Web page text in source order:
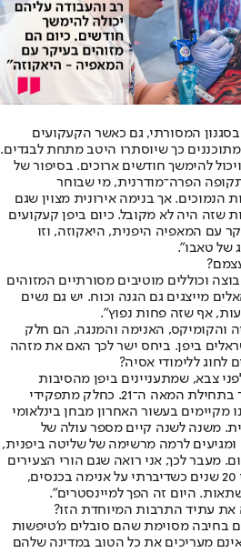
המסורתי, גם כאשר הקעקועים
כך שיוסתרו היטב מתחת לבגדים.
להימשך חודשים ארוכים. בסיפור של
הפרה־מודרנית, מי שבוחר
אך בנימה אירונית מצוין שגם
שזה היה לא מקובל. כיום ביפן קעקועים
עם המאפיה היפנית, היאקוזה, וזו
של טאבו".
וכוללים מוטיבים מסורתיים המזוהים
מייצגים גם הגנה וכוח. יש גם נשים
אף שזה פחות נפוץ".
והקומיקס, האנימה והמנגה, הם חלק
ביפן. ביחס ישר לכך האם את מזהה
לחוג ללימודי אסיה?
צבא, שמתעניינים ביפן מהסיבות
שתיארת. זו מגמה שהחלה כבר בתחילת המאה ה־21. כחלק מתפקידי
מקיימים בעשור האחרון מבחן בינלאומי
משנה לשנה קיים מספר עולה של
ומגיעים לרמה מרשימה של שליטה ביפנית,
מעבר לכך, אני רואה שגם הורי הצעירים
כבר יודעים מה זה אנימה. לפני 20 שנים כשדיברתי על אנימה בכנסים,
היום זה הפך למיינסטרים".
את עתיד התרבות המיוחדת הזו?
בחיבה מסוימת שהם סובלים מ'טיפשות
מעריכים את כל הטוב במדינה שלהם